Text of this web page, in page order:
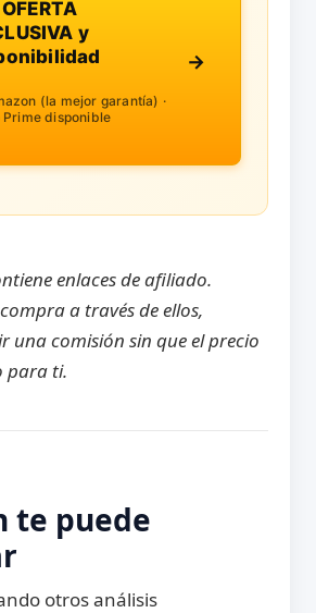
y
(la mejor garantía) ·
Prime disponible
→
enlaces de afiliado.
a través de ellos,
una comisión sin que el precio
para ti.
te puede
otros análisis